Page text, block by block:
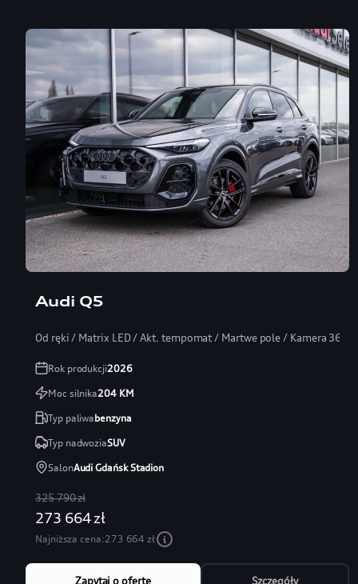
Audi Q5
Od ręki / Matrix LED / Akt. tempomat / Martwe pole / Kamera 360
Rok produkcji2026
Moc silnika204KM
Typ paliwabenzyna
Typ nadwoziaSUV
SalonAudi Gdańsk Stadion
325 790 zł
273 664 zł
Najniższa cena:273 664 zł
Zapytaj o ofertę Szczegóły